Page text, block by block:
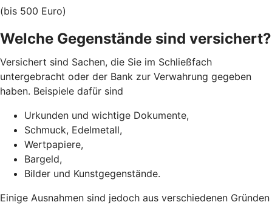
(bis 500 Euro)
Welche Gegenstände sind versichert?
Versichert sind Sachen, die Sie im Schließfach
untergebracht oder der Bank zur Verwahrung gegeben
haben. Beispiele dafür sind
Urkunden und wichtige Dokumente,
Schmuck, Edelmetall,
Wertpapiere,
Bargeld,
Bilder und Kunstgegenstände.
Einige Ausnahmen sind jedoch aus verschiedenen Gründen